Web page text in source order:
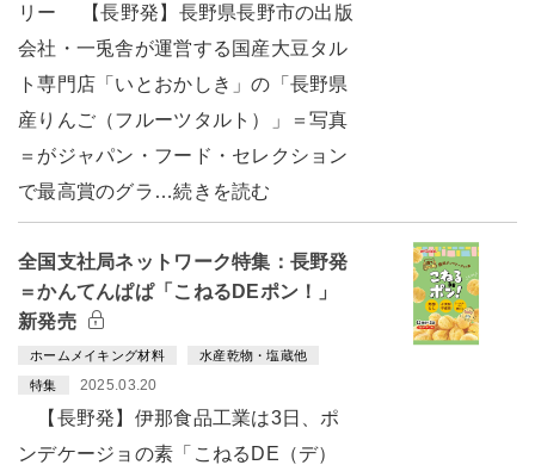
リー 【長野発】長野県長野市の出版
会社・一兎舎が運営する国産大豆タル
ト専門店「いとおかしき」の「長野県
産りんご（フルーツタルト）」＝写真
＝がジャパン・フード・セレクション
で最高賞のグラ…続きを読む
全国支社局ネットワーク特集：長野発
＝かんてんぱぱ「こねるDEポン！」
新発売
ホームメイキング材料 水産乾物・塩蔵他
特集 2025.03.20
【長野発】伊那食品工業は3日、ポ
ンデケージョの素「こねるDE（デ）